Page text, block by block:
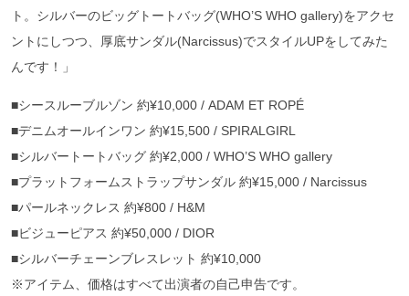
ト。シルバーのビッグトートバッグ(WHO’S WHO gallery)をアクセ
ントにしつつ、厚底サンダル(Narcissus)でスタイルUPをしてみた
んです！」
■シースルーブルゾン 約¥10,000 / ADAM ET ROPÉ
■デニムオールインワン 約¥15,500 / SPIRALGIRL
■シルバートートバッグ 約¥2,000 / WHO’S WHO gallery
■プラットフォームストラップサンダル 約¥15,000 / Narcissus
■パールネックレス 約¥800 / H&M
■ビジューピアス 約¥50,000 / DIOR
■シルバーチェーンブレスレット 約¥10,000
※アイテム、価格はすべて出演者の自己申告です。